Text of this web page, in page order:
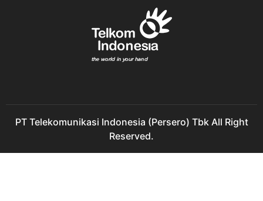
PT Telekomunikasi Indonesia (Persero) Tbk All Right
Reserved.